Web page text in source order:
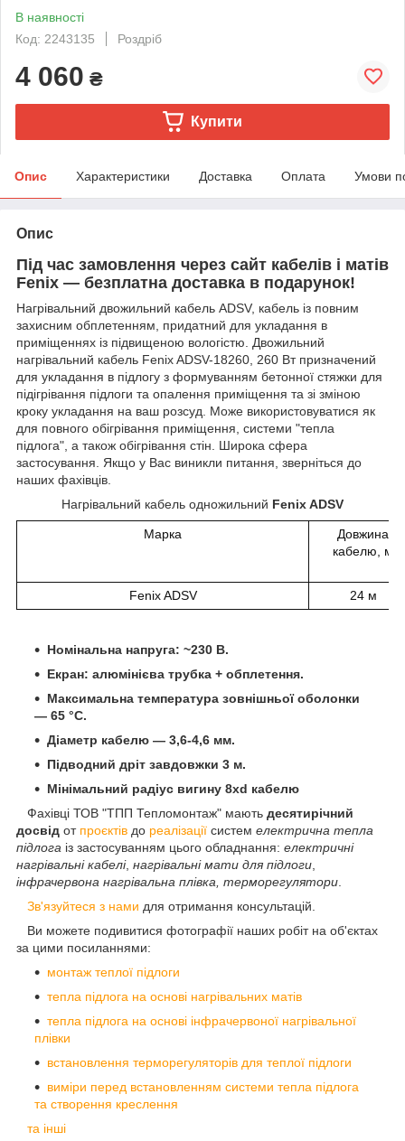
В наявності
Код: 2243135
Роздріб
4 060 ₴
Купити
Опис Характеристики Доставка Оплата Умови
Опис
Під час замовлення через сайт кабелів і матів
Fenix — безплатна доставка в подарунок!
Нагрівальний двожильний кабель ADSV, кабель із повним
захисним обплетенням, придатний для укладання в
приміщеннях із підвищеною вологістю. Двожильний
нагрівальний кабель Fenix ADSV-18260, 260 Вт призначений
для укладання в підлогу з формуванням бетонної стяжки для
підігрівання підлоги та опалення приміщення та зі зміною
кроку укладання на ваш розсуд. Може використовуватися як
для повного обігрівання приміщення, системи "тепла
підлога", а також обігрівання стін. Широка сфера
застосування. Якщо у Вас виникли питання, зверніться до
наших фахівців.
Нагрівальний кабель одножильний Fenix ADSV
Марка
Довжина
кабелю, м
Fenix ADSV 24 м
Номінальна напруга: ~230 В.
Екран: алюмінієва трубка + обплетення.
Максимальна температура зовнішньої оболонки
— 65 °C.
Діаметр кабелю — 3,6-4,6 мм.
Підводний дріт завдовжки 3 м.
Мінімальний радіус вигину 8xd кабелю
Фахівці ТОВ "ТПП Тепломонтаж" мають десятирічний
досвід от проєктів до реалізації систем електрична тепла
підлога із застосуванням цього обладнання: електричні
нагрівальні кабелі, нагрівальні мати для підлоги
інфрачервона нагрівальна плівка, терморегулятори
Зв'язуйтеся з нами для отримання консультацій.
Ви можете подивитися фотографії наших робіт на об'єктах
за цими посиланнями:
монтаж теплої підлоги
тепла підлога на основі нагрівальних матів
тепла підлога на основі інфрачервоної нагрівальної
плівки
встановлення терморегуляторів для теплої підлоги
виміри перед встановленням системи тепла підлога
та створення креслення
та інші